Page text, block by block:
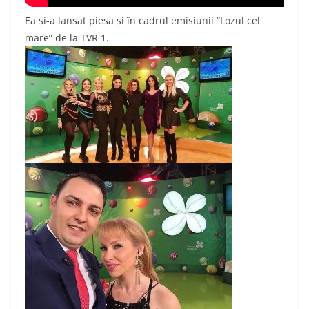
Ea și-a lansat piesa și în cadrul emisiunii ”Lozul cel
mare” de la TVR 1.